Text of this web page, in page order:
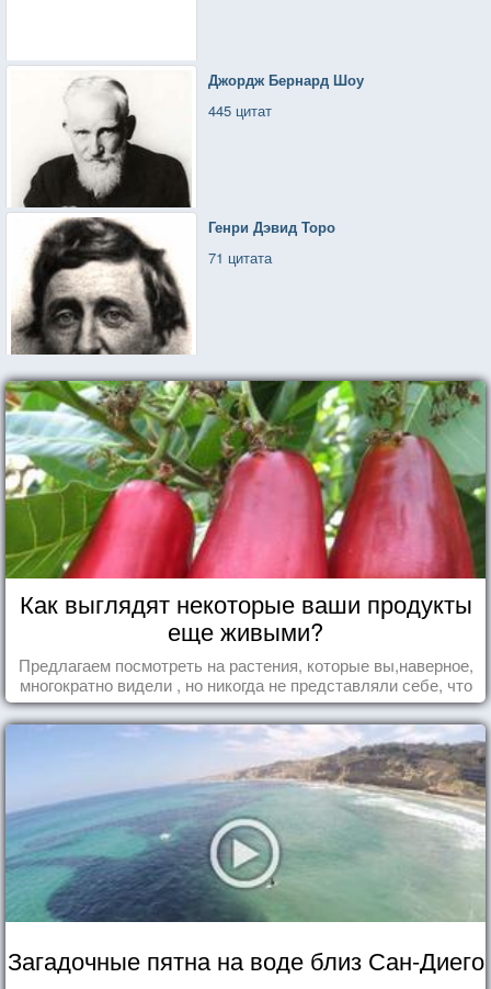
Джордж Бернард Шоу
445 цитат
Генри Дэвид Торо
71 цитата
Как выглядят некоторые ваши продукты
еще живыми?
Предлагаем посмотреть на растения, которые вы,наверное,
многократно видели , но никогда не представляли себе, что
употребляете их в пищу.
Загадочные пятна на воде близ Сан-Диего